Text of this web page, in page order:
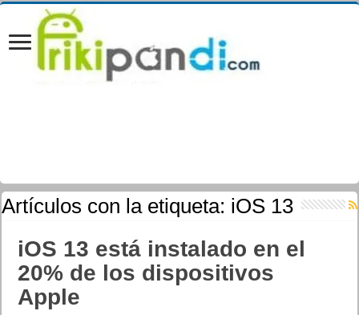
Artículos con la etiqueta: iOS 13
iOS 13 está instalado en el
20% de los dispositivos
Apple